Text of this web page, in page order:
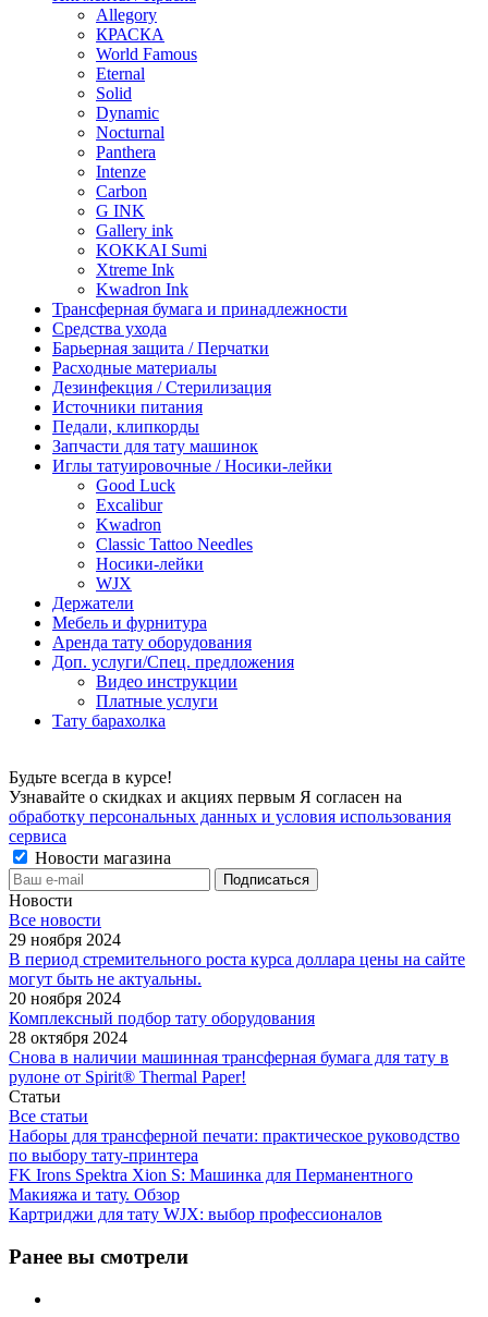
Allegory
КРАСКА
World Famous
Eternal
Solid
Dynamic
Nocturnal
Panthera
Intenze
Carbon
G INK
Gallery ink
KOKKAI Sumi
Xtreme Ink
Kwadron Ink
Трансферная бумага и принадлежности
Средства ухода
Барьерная защита / Перчатки
Расходные материалы
Дезинфекция / Стерилизация
Источники питания
Педали, клипкорды
Запчасти для тату машинок
Иглы татуировочные / Носики-лейки
Good Luck
Excalibur
Kwadron
Classic Tattoo Needles
Носики-лейки
WJX
Держатели
Мебель и фурнитура
Аренда тату оборудования
Доп. услуги/Спец. предложения
Видео инструкции
Платные услуги
Тату барахолка
Будьте всегда в курсе!
Узнавайте о скидках и акциях первым Я согласен на
обработку персональных данных и условия использования
сервиса
Новости магазина
Новости
Все новости
29 ноября 2024
В период стремительного роста курса доллара цены на сайте
могут быть не актуальны.
20 ноября 2024
Комплексный подбор тату оборудования
28 октября 2024
Снова в наличии машинная трансферная бумага для тату в
рулоне от Spirit® Thermal Paper!
Статьи
Все статьи
Наборы для трансферной печати: практическое руководство
по выбору тату‑принтера
FK Irons Spektra Xion S: Машинка для Перманентного
Макияжа и тату. Обзор
Картриджи для тату WJX: выбор профессионалов
Ранее вы смотрели